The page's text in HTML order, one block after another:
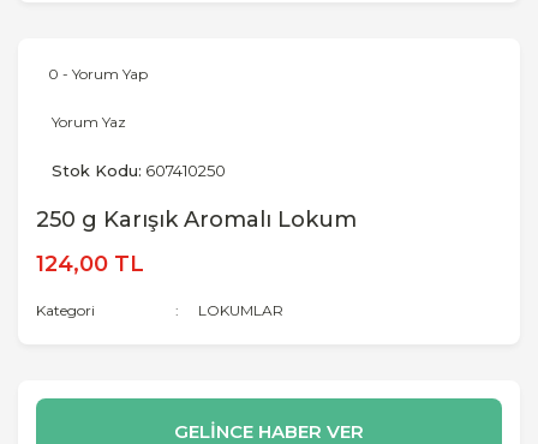
0 - Yorum Yap
Yorum Yaz
Stok Kodu: 607410250
250 g Karışık Aromalı Lokum
124,00 TL
Kategori LOKUMLAR
GELİNCE HABER VER